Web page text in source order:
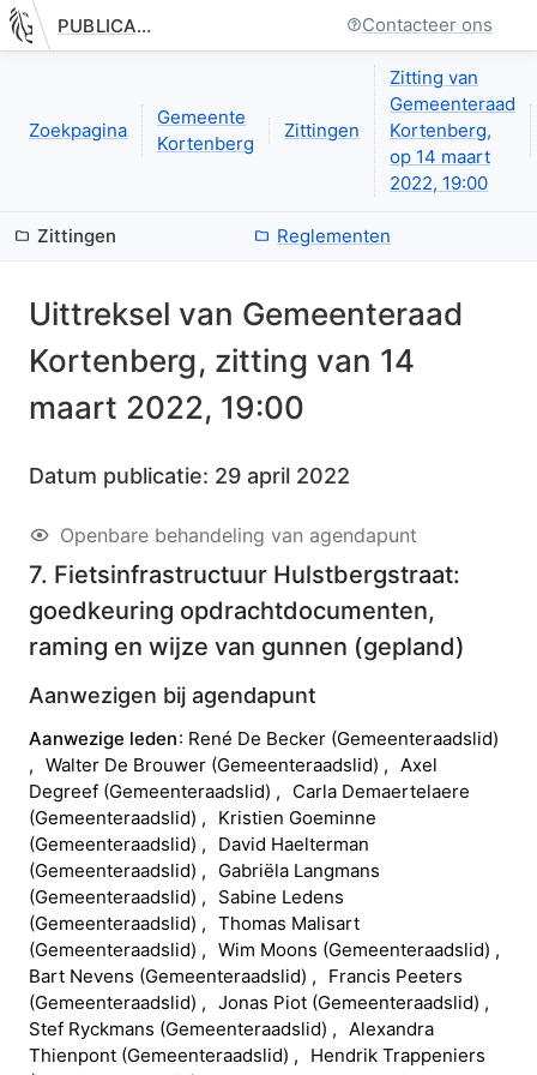
Nieuwe pagina: PUBLICATIE.GELINKT-NOTULEREN.VLAANDEREN.BE Contacteer ons
Zoekpagina
Gemeente
Kortenberg
Zittingen
Zitting van
Gemeenteraad
Kortenberg,
op 14 maart
2022, 19:00
Zittingen Reglementen
Uittreksel van Gemeenteraad
Kortenberg, zitting van 14
maart 2022, 19:00
Datum publicatie: 29 april 2022
Openbare behandeling van agendapunt
7. Fietsinfrastructuur Hulstbergstraat:
goedkeuring opdrachtdocumenten,
raming en wijze van gunnen (gepland)
Aanwezigen bij agendapunt
Aanwezige leden René De Becker (Gemeenteraadslid)
Walter De Brouwer (Gemeenteraadslid)
Axel
Degreef (Gemeenteraadslid) Carla Demaertelaere
(Gemeenteraadslid) Kristien Goeminne
(Gemeenteraadslid) David Haelterman
(Gemeenteraadslid) Gabriëla Langmans
(Gemeenteraadslid) Sabine Ledens
(Gemeenteraadslid) Thomas Malisart
(Gemeenteraadslid) Wim Moons (Gemeenteraadslid)
Bart Nevens (Gemeenteraadslid) Francis Peeters
(Gemeenteraadslid) Jonas Piot (Gemeenteraadslid)
Stef Ryckmans (Gemeenteraadslid)
Alexandra
Thienpont (Gemeenteraadslid) Hendrik Trappeniers